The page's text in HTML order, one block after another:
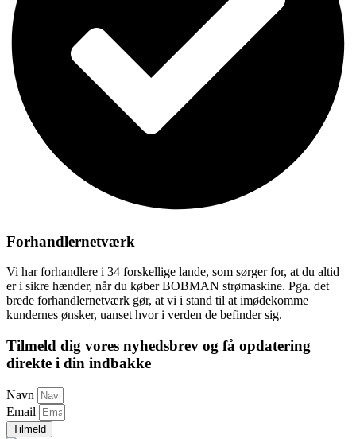
Forhandlernetværk
Vi har forhandlere i 34 forskellige lande, som sørger for, at du altid
er i sikre hænder, når du køber BOBMAN strømaskine. Pga. det
brede forhandlernetværk gør, at vi i stand til at imødekomme
kundernes ønsker, uanset hvor i verden de befinder sig.
Tilmeld dig vores nyhedsbrev og få opdatering
direkte i din indbakke
Navn
Email
Tilmeld